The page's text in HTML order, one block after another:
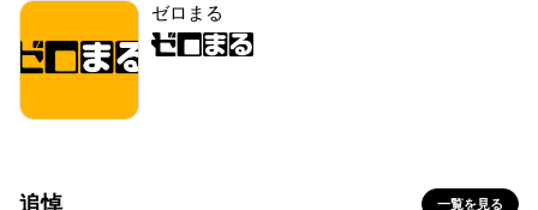
ゼロまる
追悼 一覧を見る